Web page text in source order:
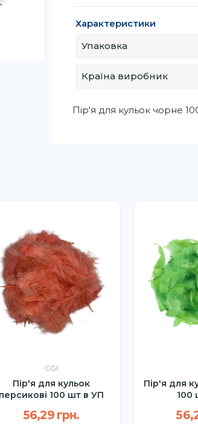
Характеристики
Упаковка
Країна виробник
Пір'я для кульок чорне
CGI
Пір'я для кульок
персикові 100 шт в УП
56,29 грн.
Пір'я для
100